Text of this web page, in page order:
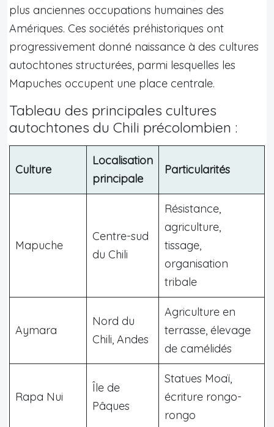
plus anciennes occupations humaines des
Amériques. Ces sociétés préhistoriques ont
progressivement donné naissance à des cultures
autochtones structurées, parmi lesquelles les
Mapuches occupent une place centrale.
Tableau des principales cultures
autochtones du Chili précolombien :
Culture
Localisation
principale
Particularités
Mapuche
Centre-sud
du Chili
Résistance,
agriculture,
tissage,
organisation
tribale
Aymara
Nord du
Chili, Andes
Agriculture en
terrasse, élevage
de camélidés
Rapa Nui
Île de
Pâques
Statues Moaï,
écriture rongo-
rongo